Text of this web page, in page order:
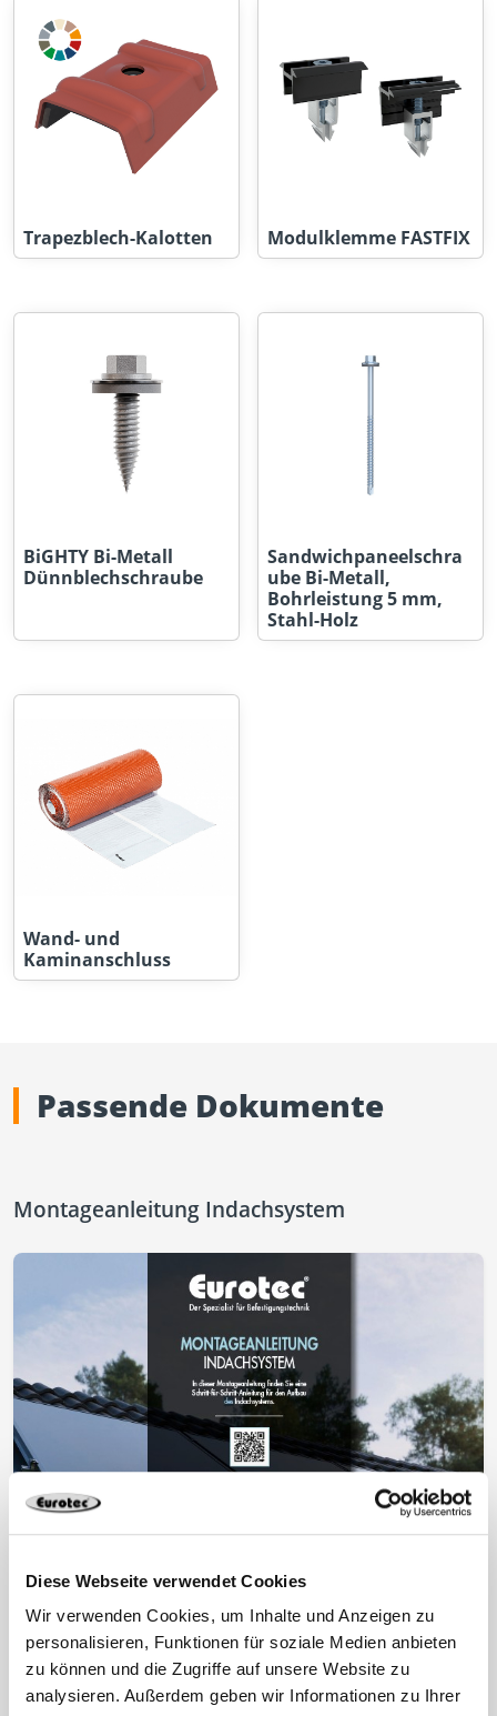
Diese Webseite verwendet Cookies
Wir verwenden Cookies, um Inhalte und Anzeigen zu
personalisieren, Funktionen für soziale Medien anbieten
zu können und die Zugriffe auf unsere Website zu
analysieren. Außerdem geben wir Informationen zu Ihrer
Trapezblech-Kalotten Modulklemme FASTFIX
BiGHTY Bi-Metall
Dünnblechschraube
Sandwichpaneelschra
ube Bi-Metall,
Bohrleistung 5 mm,
Stahl-Holz
Wand- und
Kaminanschluss
Passende Dokumente
Montageanleitung Indachsystem